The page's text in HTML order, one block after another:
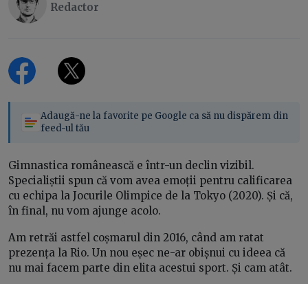
Redactor
Adaugă-ne la favorite pe Google ca să nu dispărem din
feed-ul tău
Gimnastica românească e într-un declin vizibil.
Specialiștii spun că vom avea emoții pentru calificarea
cu echipa la Jocurile Olimpice de la Tokyo (2020). Și că,
în final, nu vom ajunge acolo.
Am retrăi astfel coșmarul din 2016, când am ratat
prezența la Rio. Un nou eșec ne-ar obișnui cu ideea că
nu mai facem parte din elita acestui sport. Și cam atât.